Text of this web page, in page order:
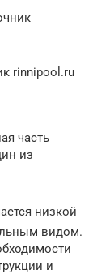
rinnipool.ru
часть
из
низкой
видом.
и